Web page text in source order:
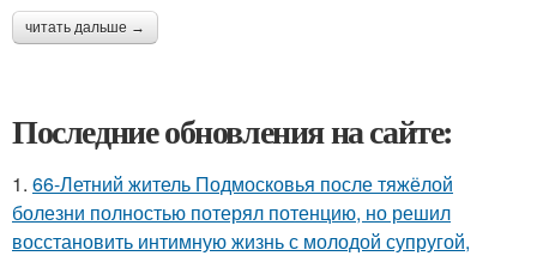
читать дальше →
Последние обновления на сайте:
1. 66-Летний житель Подмосковья после тяжёлой
болезни полностью потерял потенцию, но решил
восстановить интимную жизнь с молодой супругой,